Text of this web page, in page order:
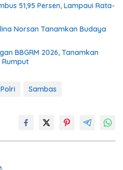
51,95 Persen, Lampaui Rata-
Norsan Tanamkan Budaya
BBGRM 2026, Tanamkan
Polri Sambas